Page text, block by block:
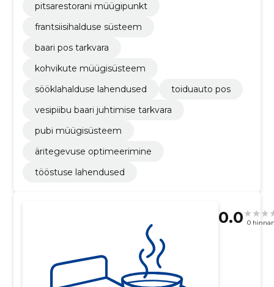
pitsarestorani müügipunkt
frantsiisihalduse süsteem
baari pos tarkvara
kohvikute müügisüsteem
sööklahalduse lahendused
toiduauto pos
vesipiibu baari juhtimise tarkvara
pubi müügisüsteem
äritegevuse optimeerimine
tööstuse lahendused
0.0 0